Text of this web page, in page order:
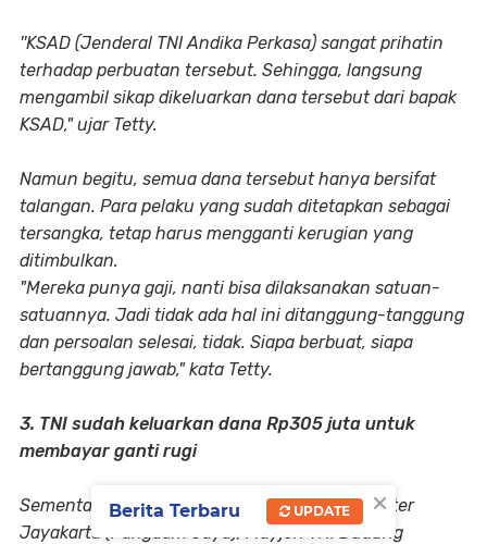
''KSAD (Jenderal TNI Andika Perkasa) sangat prihatin
terhadap perbuatan tersebut. Sehingga, langsung
mengambil sikap dikeluarkan dana tersebut dari bapak
KSAD," ujar Tetty.
Namun begitu, semua dana tersebut hanya bersifat
talangan. Para pelaku yang sudah ditetapkan sebagai
tersangka, tetap harus mengganti kerugian yang
ditimbulkan.
"Mereka punya gaji, nanti bisa dilaksanakan satuan-
satuannya. Jadi tidak ada hal ini ditanggung-tanggung
dan persoalan selesai, tidak. Siapa berbuat, siapa
bertanggung jawab," kata Tetty.
3. TNI sudah keluarkan dana Rp305 juta untuk
membayar ganti rugi
Sementara itu, Panglima Komando Daerah Militer
Jayakarta (Pangdam Jaya), Mayjen TNI Dudung
×
Berita Terbaru UPDATE